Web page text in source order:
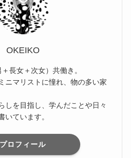
OKEIKO
長女＋次女）共働き。
ニマリストに憧れ、物の多い家
しを目指し、学んだことや日々
いています。
プロフィール